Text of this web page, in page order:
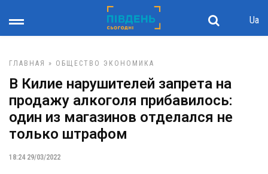
Ua
ГЛАВНАЯ » ОБЩЕСТВО ЭКОНОМИКА
В Килие нарушителей запрета на
продажу алкоголя прибавилось:
один из магазинов отделался не
только штрафом
18:24 29/03/2022